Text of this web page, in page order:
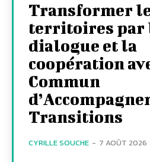
Transformer
territoires par
dialogue et la
coopération
Commun
Transitions
CYRILLE SOUCHE - 7 AOÛT 2026